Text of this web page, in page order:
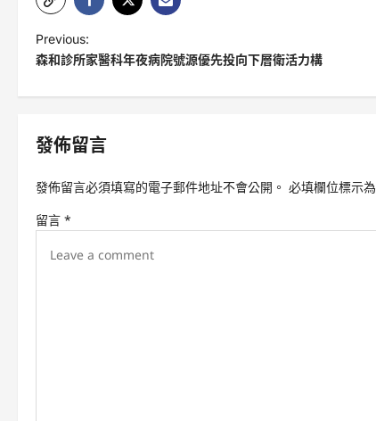
P
o
s
n
a
i
Previous:
森和診所家醫科年夜病院號源優先投向下層衛活力構
發佈留言
發佈留言必須填寫的電子郵件地址不會公開。 必填欄位標示為
留言 *